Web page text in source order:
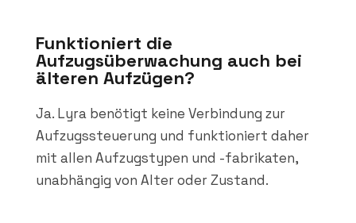
Funktioniert die
Aufzugsüberwachung auch bei
älteren Aufzügen?
Ja. Lyra benötigt keine Verbindung zur
Aufzugssteuerung und funktioniert daher
mit allen Aufzugstypen und -fabrikaten,
unabhängig von Alter oder Zustand.